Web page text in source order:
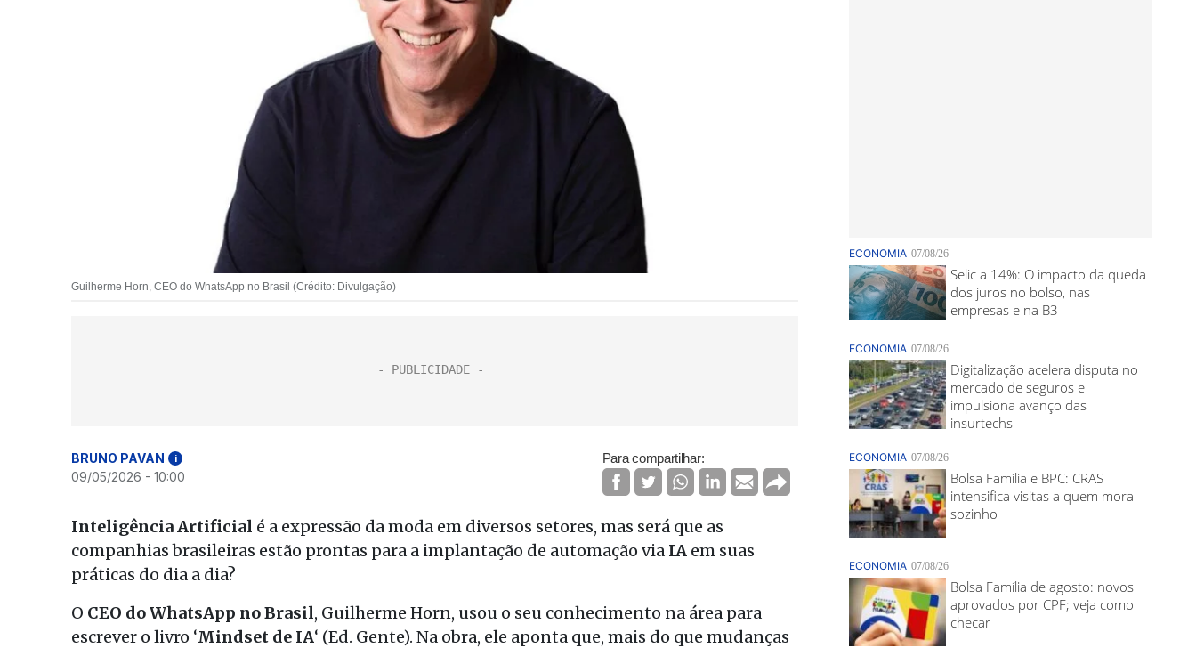
Guilherme Horn, CEO do WhatsApp no Brasil (Crédito: Divulgação)
BRUNO PAVAN i
09/05/2026 - 10:00
Para compartilhar:
Inteligência Artificial é a expressão da moda em diversos setores, mas será que as
companhias brasileiras estão prontas para a implantação de automação via IA em suas
práticas do dia a dia?
O CEO do WhatsApp no Brasil, Guilherme Horn, usou o seu conhecimento na área para
escrever o livro ‘Mindset de IA‘ (Ed. Gente). Na obra, ele aponta que, mais do que mudanças